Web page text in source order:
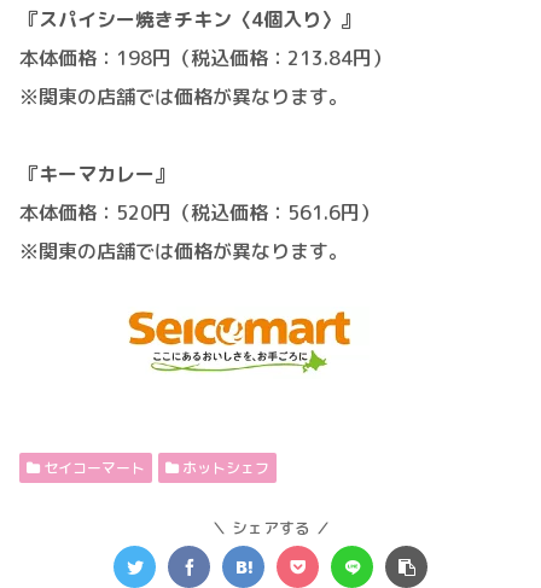
『スパイシー焼きチキン〈4個入り〉』
本体価格：198円（税込価格：213.84円）
※関東の店舗では価格が異なります。
『キーマカレー』
本体価格：520円（税込価格：561.6円）
※関東の店舗では価格が異なります。
セイコーマート ホットシェフ
シェアする